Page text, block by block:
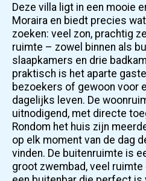
Deze villa ligt in een mooie
Moraira en biedt precies
zoeken: veel zon, prachtig
ruimte – zowel binnen als buiten. In totaal
slaapkamers en drie
praktisch is het aparte
bezoekers of gewoon voor
dagelijks leven. De woonruimte is licht en
uitnodigend, met directe
Rondom het huis zijn
op elk moment van de dag
vinden. De buitenruimte is een echt hoogtepunt: een
groot zwembad, veel ruimte